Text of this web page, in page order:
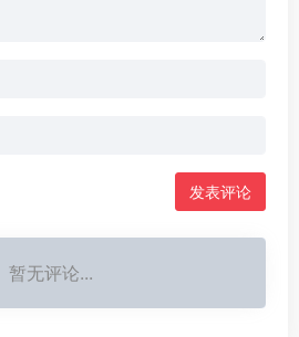
发表评论
暂无评论...